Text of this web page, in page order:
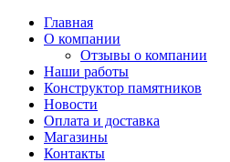
Главная
О компании
Отзывы о компании
Наши работы
Конструктор памятников
Новости
Оплата и доставка
Магазины
Контакты